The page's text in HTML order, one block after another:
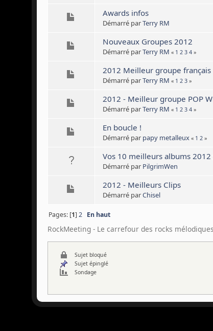
Awards infos
Démarré parTerry RM
Nouveaux Groupes 2012
Démarré parTerry RM « 1 2 3 4»
2012 Meilleur groupe français
Démarré parTerry RM « 1 2 3»
2012 - Meilleur groupe POP
Démarré parTerry RM « 1 2 3 4»
En boucle !
Démarré par papy metalleux « 1 2»
Vos 10 meilleurs albums
Démarré par PilgrimWen
2012 - Meilleurs Clips
Démarré parChisel
Pages: [1]2 En haut
RockMeeting - Le carrefour des rocks mélodiques
Sujet bloqué
Sujet épinglé
Sondage